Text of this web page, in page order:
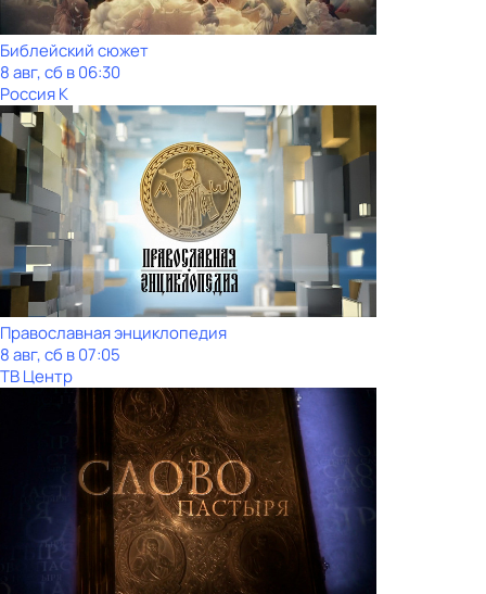
Библейский сюжет
8 авг, сб в 06:30
Россия К
Православная энциклопедия
8 авг, сб в 07:05
ТВ Центр